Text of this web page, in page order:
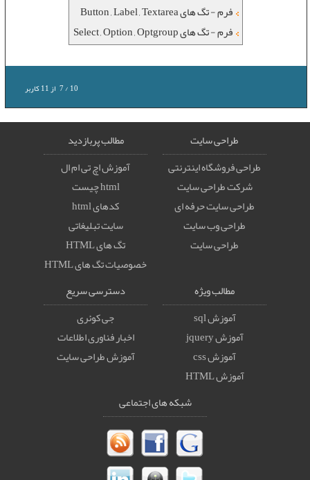
فرم - تگ های Button , Label , Textarea
فرم - تگ های Select , Option , Optgroup
7/10 از11کاربر
طراحی سایت
طراحی فروشگاه اینترنتی
شرکت طراحی سایت
طراحی سایت حرفه ای
طراحی وب سایت
طراحی سایت
مطالب پربازدید
آموزش اچ تی ام ال
html چیست
کدهای html
سایت تبلیغاتی
تگ های HTML
خصوصيات تگ های HTML
مطالب ویژه
آموزش sql
آموزش jquery
آموزش css
آموزش HTML
دسترسی سریع
جی کوئری
اخبار فناوری اطلاعات
آموزش طراحی سایت
شبکه های اجتماعی